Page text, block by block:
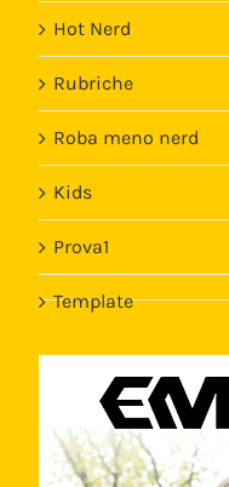
Hot Nerd
Rubriche
Roba meno nerd
Kids
Prova1
Template